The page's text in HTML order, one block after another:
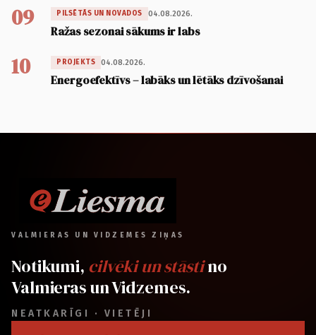
09 PILSĒTĀS UN NOVADOS 04.08.2026.
Ražas sezonai sākums ir labs
10 PROJEKTS 04.08.2026.
Energoefektīvs – labāks un lētāks dzīvošanai
VALMIERAS UN VIDZEMES ZIŅAS
Notikumi, cilvēki un stāstino
Valmieras un Vidzemes.
NEATKARĪGI · VIETĒJI